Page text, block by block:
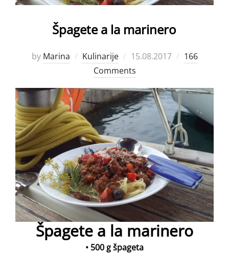
Špagete a la marinero
by Marina Kulinarije
Posted
on
15.08.2017
166
Comments
Špagete a la marinero
• 500 g špageta